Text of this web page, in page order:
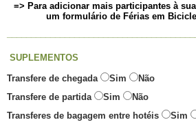
=> Para adicionar mais participantes à
um formulário de Férias em
SUPLEMENTOS
Transfere de chegada
Sim
Não
Transfere de partida
Sim
Não
Transferes de bagagem entre hotéis
Sim